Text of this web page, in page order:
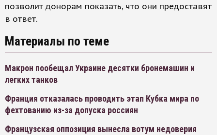
позволит донорам показать, что они предоставят
в ответ.
Материалы по теме
Макрон пообещал Украине десятки бронемашин и
легких танков
Франция отказалась проводить этап Кубка мира по
фехтованию из-за допуска россиян
Французская оппозиция вынесла вотум недоверия